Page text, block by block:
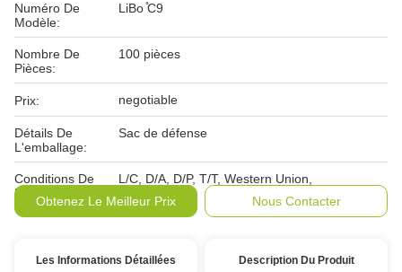
Numéro De
Modèle:
LiBo ̊C9
Nombre De
Pièces:
100 pièces
Prix: negotiable
Détails De
L'emballage:
Sac de défense
Conditions De
Paiement:
L/C, D/A, D/P, T/T, Western Union,
Obtenez Le Meilleur Prix
Nous Contacter
Les Informations Détaillées Description Du Produit